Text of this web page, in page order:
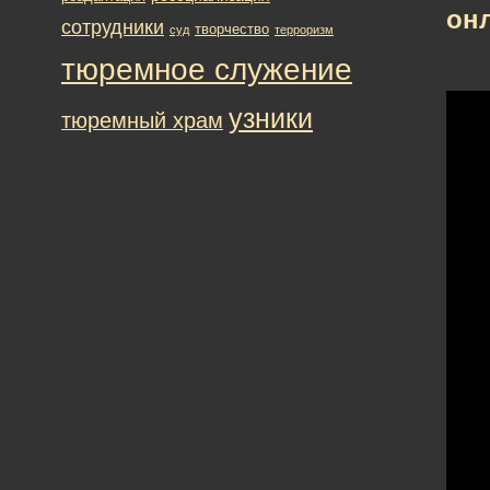
сотрудники суд творчество терроризм
тюремное служение
тюремный храм узники